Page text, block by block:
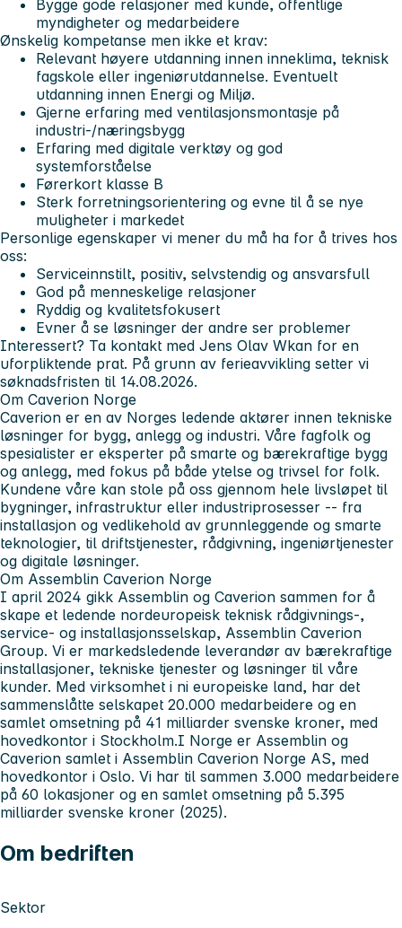
Bygge gode relasjoner med kunde, offentlige
myndigheter og medarbeidere
Ønskelig kompetanse men ikke et krav:
Relevant høyere utdanning innen inneklima, teknisk
fagskole eller ingeniørutdannelse. Eventuelt
utdanning innen Energi og Miljø.
Gjerne erfaring med ventilasjonsmontasje på
industri-/næringsbygg
Erfaring med digitale verktøy og god
systemforståelse
Førerkort klasse B
Sterk forretningsorientering og evne til å se nye
muligheter i markedet
Personlige egenskaper vi mener du må ha for å trives hos
oss:
Serviceinnstilt, positiv, selvstendig og ansvarsfull
God på menneskelige relasjoner
Ryddig og kvalitetsfokusert
Evner å se løsninger der andre ser problemer
Interessert? Ta kontakt med Jens Olav Wkan for en
uforpliktende prat. På grunn av ferieavvikling setter vi
søknadsfristen til 14.08.2026.
Om Caverion Norge
Caverion er en av Norges ledende aktører innen tekniske
løsninger for bygg, anlegg og industri. Våre fagfolk og
spesialister er eksperter på smarte og bærekraftige bygg
og anlegg, med fokus på både ytelse og trivsel for folk.
Kundene våre kan stole på oss gjennom hele livsløpet til
bygninger, infrastruktur eller industriprosesser -- fra
installasjon og vedlikehold av grunnleggende og smarte
teknologier, til driftstjenester, rådgivning, ingeniørtjenester
og digitale løsninger.
Om Assemblin Caverion Norge
I april 2024 gikk Assemblin og Caverion sammen for å
skape et ledende nordeuropeisk teknisk rådgivnings-,
service- og installasjonsselskap, Assemblin Caverion
Group. Vi er markedsledende leverandør av bærekraftige
installasjoner, tekniske tjenester og løsninger til våre
kunder. Med virksomhet i ni europeiske land, har det
sammenslåtte selskapet 20.000 medarbeidere og en
samlet omsetning på 41 milliarder svenske kroner, med
hovedkontor i Stockholm.I Norge er Assemblin og
Caverion samlet i Assemblin Caverion Norge AS, med
hovedkontor i Oslo. Vi har til sammen 3.000 medarbeidere
på 60 lokasjoner og en samlet omsetning på 5.395
milliarder svenske kroner (2025).
Om bedriften
Sektor